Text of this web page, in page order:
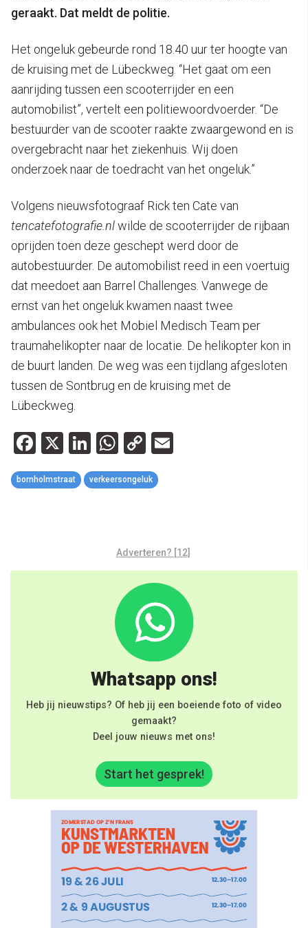
geraakt. Dat meldt de politie.
Het ongeluk gebeurde rond 18.40 uur ter hoogte van
de kruising met de Lübeckweg. “Het gaat om een
aanrijding tussen een scooterrijder en een
automobilist”, vertelt een politiewoordvoerder. “De
bestuurder van de scooter raakte zwaargewond en is
overgebracht naar het ziekenhuis. Wij doen
onderzoek naar de toedracht van het ongeluk.”
Volgens nieuwsfotograaf Rick ten Cate van
tencatefotografie.nlwilde de scooterrijder de rijbaan
oprijden toen deze geschept werd door de
autobestuurder. De automobilist reed in een voertuig
dat meedoet aan Barrel Challenges. Vanwege de
ernst van het ongeluk kwamen naast twee
ambulances ook het Mobiel Medisch Team per
traumahelikopter naar de locatie. De helikopter kon in
de buurt landen. De weg was een tijdlang afgesloten
tussen de Sontbrug en de kruising met de
Lübeckweg.
Facebook
X LinkedIn
WhatsApp
Copy
Link
bornholmstraat verkeersongeluk
Adverteren? [12]
Whatsapp ons!
Heb jij nieuwstips? Of heb jij een boeiende foto of video
gemaakt?
Deel jouw nieuws met ons!
Start het gesprek!